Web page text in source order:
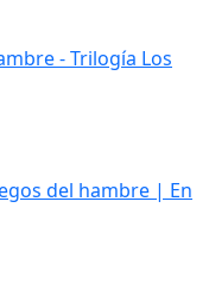
- Trilogía Los
del hambre | En